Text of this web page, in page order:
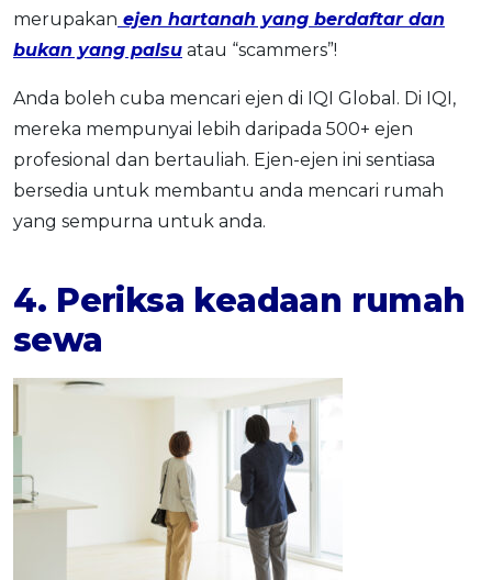
merupakan ejen hartanah yang berdaftar dan
bukan yang palsu atau “scammers”!
Anda boleh cuba mencari ejen di IQI Global. Di IQI,
mereka mempunyai lebih daripada 500+ ejen
profesional dan bertauliah. Ejen-ejen ini sentiasa
bersedia untuk membantu anda mencari rumah
yang sempurna untuk anda.
4. Periksa keadaan rumah
sewa